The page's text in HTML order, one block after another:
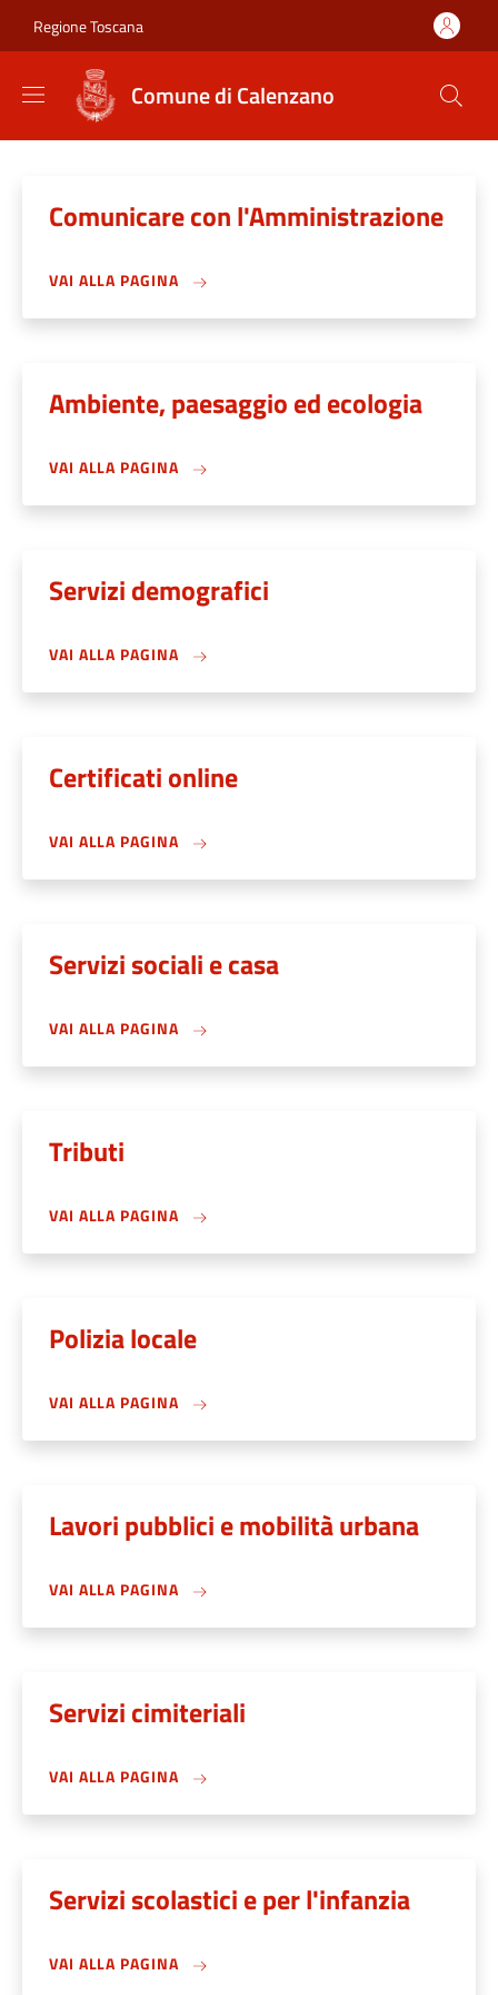
Regione Toscana
Comune di Calenzano
Comunicare con l'Amministrazione
VAI ALLA PAGINA
Ambiente, paesaggio ed ecologia
VAI ALLA PAGINA
Servizi demografici
VAI ALLA PAGINA
Certificati online
VAI ALLA PAGINA
Servizi sociali e casa
VAI ALLA PAGINA
Tributi
VAI ALLA PAGINA
Polizia locale
VAI ALLA PAGINA
Lavori pubblici e mobilità urbana
VAI ALLA PAGINA
Servizi cimiteriali
VAI ALLA PAGINA
Servizi scolastici e per l'infanzia
VAI ALLA PAGINA